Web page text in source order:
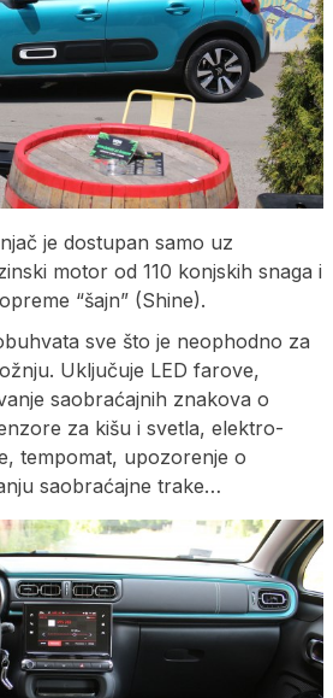
je dostupan samo uz
motor od 110 konjskih snaga i
“šajn” (Shine).
sve što je neophodno za
Uključuje LED farove,
saobraćajnih znakova o
za kišu i svetla, elektro-
tempomat, upozorenje o
saobraćajne trake…